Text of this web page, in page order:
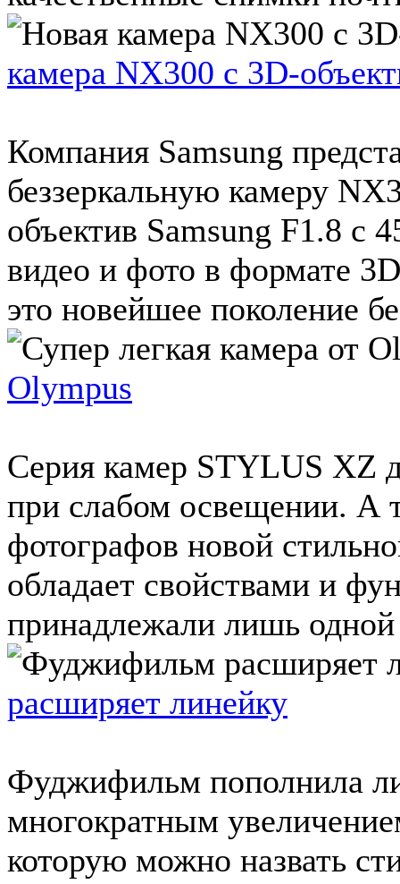
камера NX300 с 3D-
Компания Samsung
беззеркальную камеру
объектив Samsung F1.8 с
видео и фото в формате
это новейшее поколение
Olympus
Серия камер STYLUS XZ
при слабом освещении. А
фотографов новой
обладает свойствами и
принадлежали лишь
расширяет линейку
Фуджифильм пополнила
многократным
которую можно назвать